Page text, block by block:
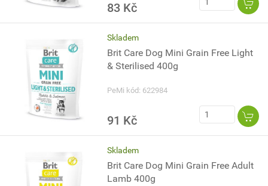
83 Kč
Skladem
Brit Care Dog Mini Grain Free Light
& Sterilised 400g
PeMi kód: 622984
91 Kč
Skladem
Brit Care Dog Mini Grain Free Adult
Lamb 400g